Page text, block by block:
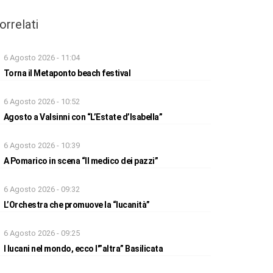
6 Agosto 2026 - 11:04
Torna il Metaponto beach festival
6 Agosto 2026 - 10:52
Agosto a Valsinni con “L’Estate d’Isabella”
6 Agosto 2026 - 10:39
A Pomarico in scena “Il medico dei pazzi”
6 Agosto 2026 - 09:32
L’Orchestra che promuove la “lucanità”
6 Agosto 2026 - 09:25
I lucani nel mondo, ecco l'”altra” Basilicata